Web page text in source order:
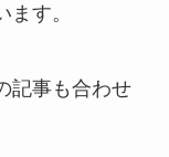
す。
記事も合わせ